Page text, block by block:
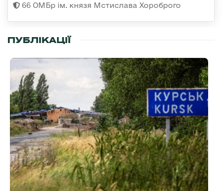
66 ОМБр ім. князя Мстислава Хороброго
ПУБЛІКАЦІЇ